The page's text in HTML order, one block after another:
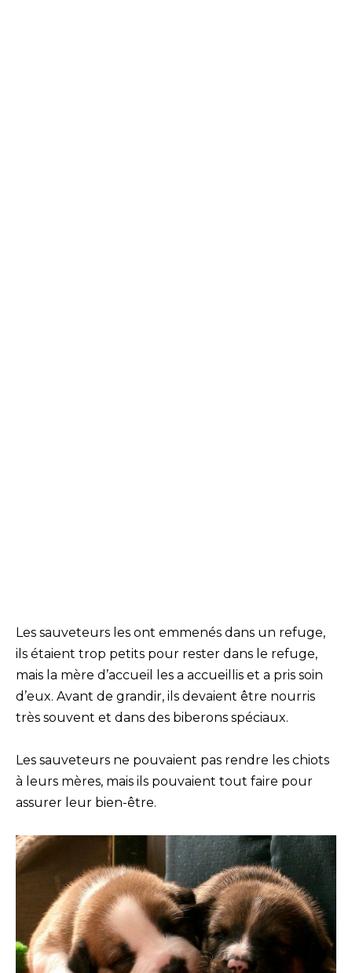
Les sauveteurs les ont emmenés dans un refuge,
ils étaient trop petits pour rester dans le refuge,
mais la mère d’accueil les a accueillis et a pris soin
d’eux. Avant de grandir, ils devaient être nourris
très souvent et dans des biberons spéciaux.
Les sauveteurs ne pouvaient pas rendre les chiots
à leurs mères, mais ils pouvaient tout faire pour
assurer leur bien-être.